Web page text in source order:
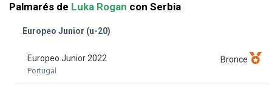
Palmarés de Luka Rogan con Serbia
Europeo Junior (u-20)
Europeo Junior 2022
Portugal
Bronce